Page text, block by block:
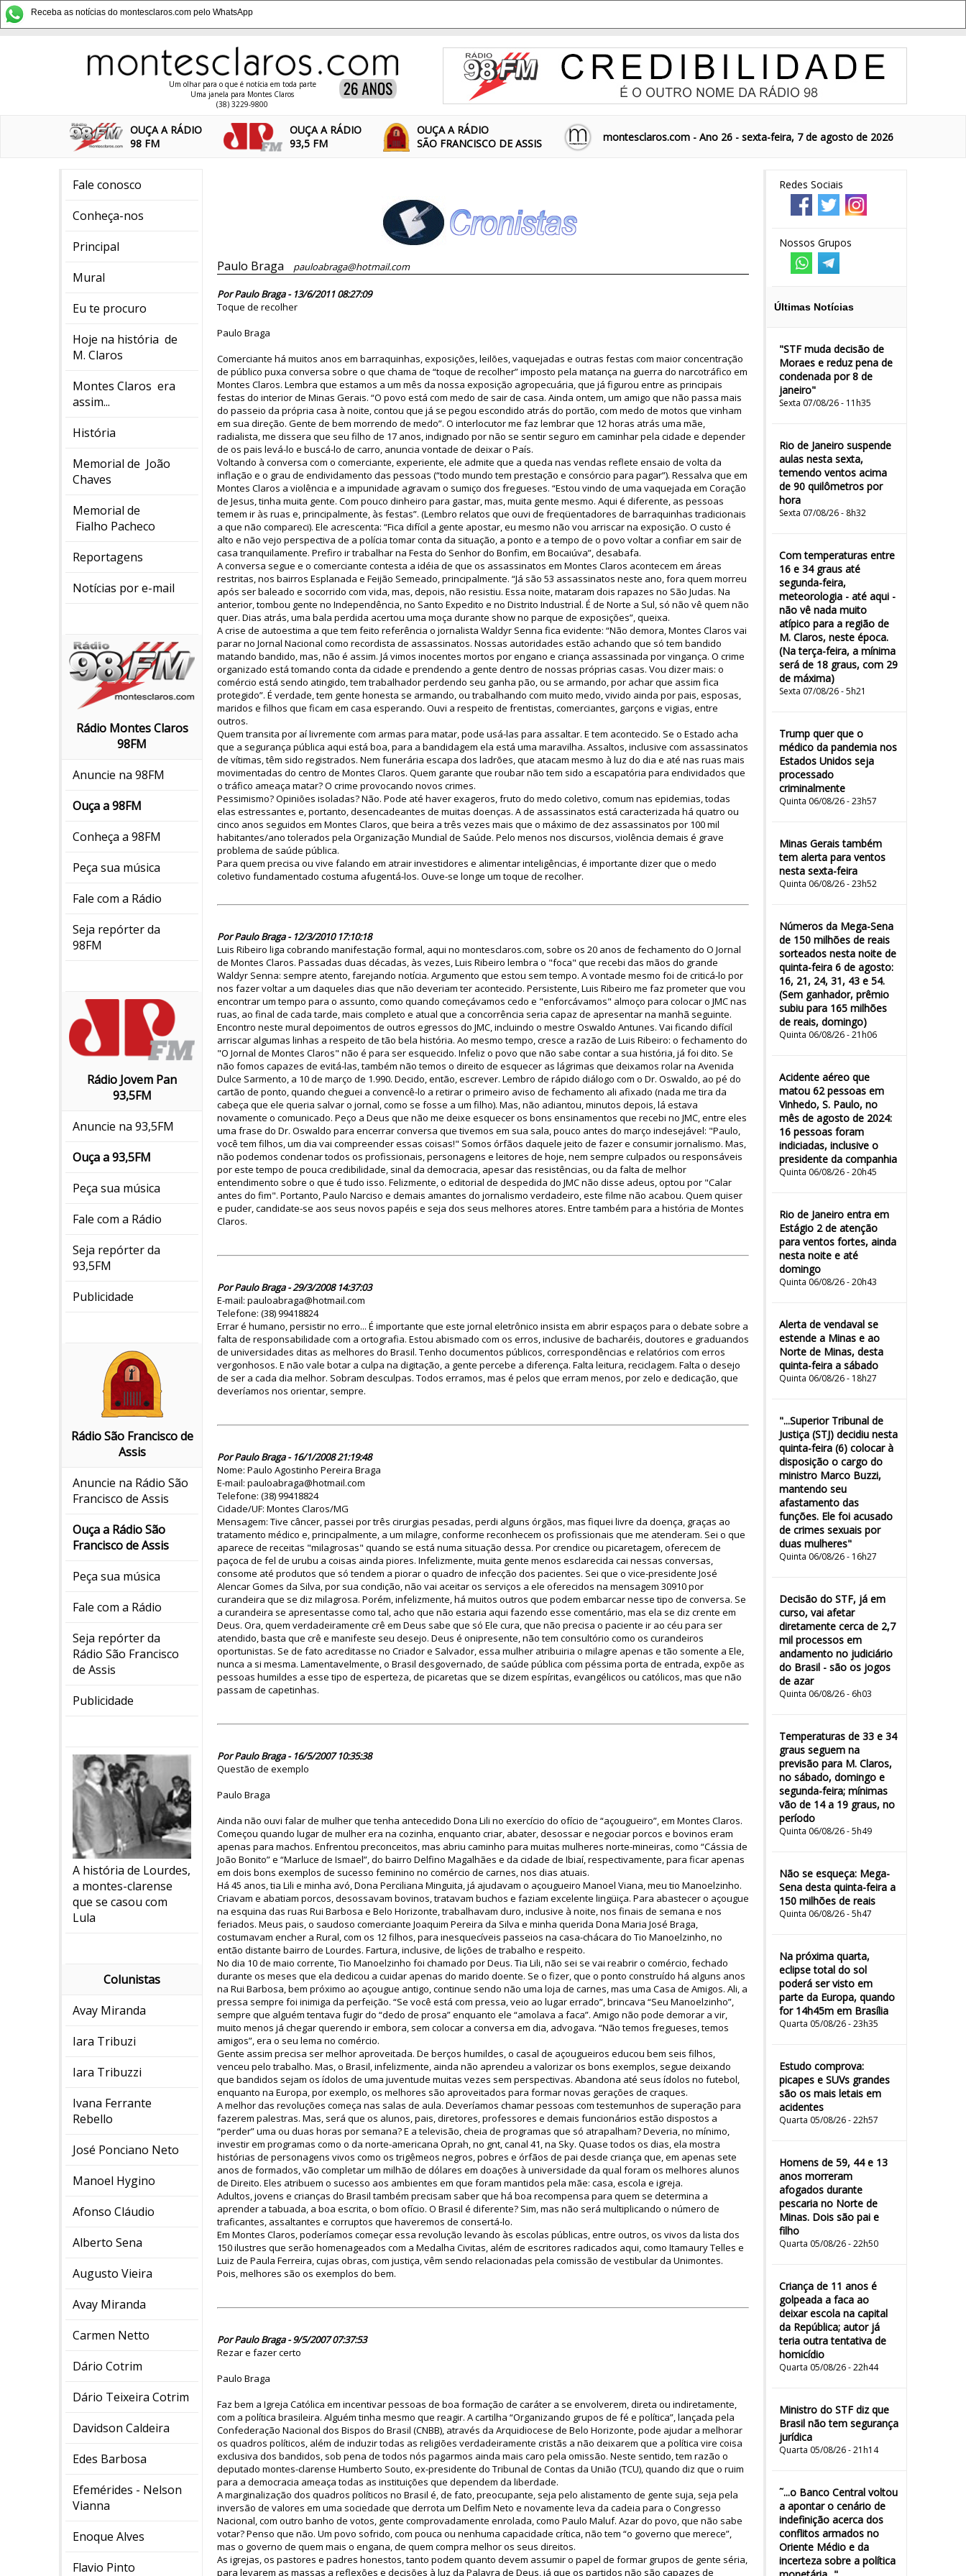
Receba as notícias do montesclaros.com pelo WhatsApp
Um olhar para o que é notícia em toda parte
Uma janela para Montes Claros
(38) 3229-9800
OUÇA A RÁDIO
98 FM
OUÇA A RÁDIO
93,5 FM
OUÇA A RÁDIO
SÃO FRANCISCO DE ASSIS
montesclaros.com - Ano 26 - sexta-feira, 7 de agosto de 2026
Fale conosco
Conheça-nos
Principal
Mural
Eu te procuro
Hoje na história de
M. Claros
Montes Claros era
assim...
História
Memorial de João
Chaves
Memorial de
Fialho Pacheco
Reportagens
Notícias por e-mail
Rádio Montes Claros
98FM
Anuncie na 98FM
Ouça a 98FM
Conheça a 98FM
Peça sua música
Fale com a Rádio
Seja repórter da
98FM
Rádio Jovem Pan
93,5FM
Anuncie na 93,5FM
Ouça a 93,5FM
Peça sua música
Fale com a Rádio
Seja repórter da
93,5FM
Publicidade
Rádio São Francisco de
Assis
Anuncie na Rádio São
Francisco de Assis
Ouça a Rádio São
Francisco de Assis
Peça sua música
Fale com a Rádio
Seja repórter da
Rádio São Francisco
de Assis
Publicidade
A história de Lourdes,
a montes-clarense
que se casou com
Lula
Colunistas
Avay Miranda
Iara Tribuzi
Iara Tribuzzi
Ivana Ferrante
Rebello
José Ponciano Neto
Manoel Hygino
Afonso Cláudio
Alberto Sena
Augusto Vieira
Avay Miranda
Carmen Netto
Dário Cotrim
Dário Teixeira Cotrim
Davidson Caldeira
Edes Barbosa
Efemérides - Nelson
Vianna
Enoque Alves
Flavio Pinto
Redes Sociais
Nossos Grupos
Últimas Notícias
"STF muda decisão de
Moraes e reduz pena de
condenada por 8 de
janeiro"
Sexta 07/08/26 - 11h35
Rio de Janeiro suspende
aulas nesta sexta,
temendo ventos acima
de 90 quilômetros por
hora
Sexta 07/08/26 - 8h32
Com temperaturas entre
16 e 34 graus até
segunda-feira,
meteorologia - até aqui -
não vê nada muito
atípico para a região de
M. Claros, neste época.
(Na terça-feira, a mínima
será de 18 graus, com 29
de máxima)
Sexta 07/08/26 - 5h21
Trump quer que o
médico da pandemia nos
Estados Unidos seja
processado
criminalmente
Quinta 06/08/26 - 23h57
Minas Gerais também
tem alerta para ventos
nesta sexta-feira
Quinta 06/08/26 - 23h52
Números da Mega-Sena
de 150 milhões de reais
sorteados nesta noite de
quinta-feira 6 de agosto:
16, 21, 24, 31, 43 e 54.
(Sem ganhador, prêmio
subiu para 165 milhões
de reais, domingo)
Quinta 06/08/26 - 21h06
Acidente aéreo que
matou 62 pessoas em
Vinhedo, S. Paulo, no
mês de agosto de 2024:
16 pessoas foram
indiciadas, inclusive o
presidente da companhia
Quinta 06/08/26 - 20h45
Rio de Janeiro entra em
Estágio 2 de atenção
para ventos fortes, ainda
nesta noite e até
domingo
Quinta 06/08/26 - 20h43
Alerta de vendaval se
estende a Minas e ao
Norte de Minas, desta
quinta-feira a sábado
Quinta 06/08/26 - 18h27
"...Superior Tribunal de
Justiça (STJ) decidiu nesta
quinta-feira (6) colocar à
disposição o cargo do
ministro Marco Buzzi,
mantendo seu
afastamento das
funções. Ele foi acusado
de crimes sexuais por
duas mulheres"
Quinta 06/08/26 - 16h27
Decisão do STF, já em
curso, vai afetar
diretamente cerca de 2,7
mil processos em
andamento no judiciário
do Brasil - são os jogos
de azar
Quinta 06/08/26 - 6h03
Temperaturas de 33 e 34
graus seguem na
previsão para M. Claros,
no sábado, domingo e
segunda-feira; mínimas
vão de 14 a 19 graus, no
período
Quinta 06/08/26 - 5h49
Não se esqueça: Mega-
Sena desta quinta-feira a
150 milhões de reais
Quinta 06/08/26 - 5h47
Na próxima quarta,
eclipse total do sol
poderá ser visto em
parte da Europa, quando
for 14h45m em Brasília
Quarta 05/08/26 - 23h35
Estudo comprova:
picapes e SUVs grandes
são os mais letais em
acidentes
Quarta 05/08/26 - 22h57
Homens de 59, 44 e 13
anos morreram
afogados durante
pescaria no Norte de
Minas. Dois são pai e
filho
Quarta 05/08/26 - 22h50
Criança de 11 anos é
golpeada a faca ao
deixar escola na capital
da República; autor já
teria outra tentativa de
homicídio
Quarta 05/08/26 - 22h44
Ministro do STF diz que
Brasil não tem segurança
jurídica
Quarta 05/08/26 - 21h14
˜...o Banco Central voltou
a apontar o cenário de
indefinição acerca dos
conflitos armados no
Oriente Médio e da
incerteza sobre a política
Paulo Braga
pauloabraga@hotmail.com
Por Paulo Braga - 13/6/2011 08:27:09
Toque de recolher
Paulo Braga
Comerciante há muitos anos em barraquinhas, exposições, leilões, vaquejadas e outras festas com maior concentração
de público puxa conversa sobre o que chama de “toque de recolher” imposto pela matança na guerra do narcotráfico em
Montes Claros. Lembra que estamos a um mês da nossa exposição agropecuária, que já figurou entre as principais
festas do interior de Minas Gerais. “O povo está com medo de sair de casa. Ainda ontem, um amigo que não passa mais
do passeio da própria casa à noite, contou que já se pegou escondido atrás do portão, com medo de motos que vinham
em sua direção. Gente de bem morrendo de medo”. O interlocutor me faz lembrar que 12 horas atrás uma mãe,
radialista, me dissera que seu filho de 17 anos, indignado por não se sentir seguro em caminhar pela cidade e depender
de os pais levá-lo e buscá-lo de carro, anuncia vontade de deixar o País.
Voltando à conversa com o comerciante, experiente, ele admite que a queda nas vendas reflete ensaio de volta da
inflação e o grau de endividamento das pessoas (“todo mundo tem prestação e consórcio para pagar”). Ressalva que em
Montes Claros a violência e a impunidade agravam o sumiço dos fregueses. “Estou vindo de uma vaquejada em Coração
de Jesus, tinha muita gente. Com pouco dinheiro para gastar, mas, muita gente mesmo. Aqui é diferente, as pessoas
temem ir às ruas e, principalmente, às festas”. (Lembro relatos que ouvi de freqüentadores de barraquinhas tradicionais
a que não compareci). Ele acrescenta: “Fica difícil a gente apostar, eu mesmo não vou arriscar na exposição. O custo é
alto e não vejo perspectiva de a polícia tomar conta da situação, a ponto e a tempo de o povo voltar a confiar em sair de
casa tranquilamente. Prefiro ir trabalhar na Festa do Senhor do Bonfim, em Bocaiúva”, desabafa.
A conversa segue e o comerciante contesta a idéia de que os assassinatos em Montes Claros acontecem em áreas
restritas, nos bairros Esplanada e Feijão Semeado, principalmente. “Já são 53 assassinatos neste ano, fora quem morreu
após ser baleado e socorrido com vida, mas, depois, não resistiu. Essa noite, mataram dois rapazes no São Judas. Na
anterior, tombou gente no Independência, no Santo Expedito e no Distrito Industrial. É de Norte a Sul, só não vê quem não
quer. Dias atrás, uma bala perdida acertou uma moça durante show no parque de exposições”, queixa.
A crise de autoestima a que tem feito referência o jornalista Waldyr Senna fica evidente: “Não demora, Montes Claros vai
parar no Jornal Nacional como recordista de assassinatos. Nossas autoridades estão achando que só tem bandido
matando bandido, mas, não é assim. Já vimos inocentes mortos por engano e criança assassinada por vingança. O crime
organizado está tomando conta da cidade e prendendo a gente dentro de nossas próprias casas. Vou dizer mais: o
comércio está sendo atingido, tem trabalhador perdendo seu ganha pão, ou se armando, por achar que assim fica
protegido”. É verdade, tem gente honesta se armando, ou trabalhando com muito medo, vivido ainda por pais, esposas,
maridos e filhos que ficam em casa esperando. Ouvi a respeito de frentistas, comerciantes, garçons e vigias, entre
outros.
Quem transita por aí livremente com armas para matar, pode usá-las para assaltar. E tem acontecido. Se o Estado acha
que a segurança pública aqui está boa, para a bandidagem ela está uma maravilha. Assaltos, inclusive com assassinatos
de vítimas, têm sido registrados. Nem funerária escapa dos ladrões, que atacam mesmo à luz do dia e até nas ruas mais
movimentadas do centro de Montes Claros. Quem garante que roubar não tem sido a escapatória para endividados que
o tráfico ameaça matar? O crime provocando novos crimes.
Pessimismo? Opiniões isoladas? Não. Pode até haver exageros, fruto do medo coletivo, comum nas epidemias, todas
elas estressantes e, portanto, desencadeantes de muitas doenças. A de assassinatos está caracterizada há quatro ou
cinco anos seguidos em Montes Claros, que beira a três vezes mais que o máximo de dez assassinatos por 100 mil
habitantes/ano tolerados pela Organização Mundial de Saúde. Pelo menos nos discursos, violência demais é grave
problema de saúde pública.
Para quem precisa ou vive falando em atrair investidores e alimentar inteligências, é importante dizer que o medo
coletivo fundamentado costuma afugentá-los. Ouve-se longe um toque de recolher.
Por Paulo Braga - 12/3/2010 17:10:18
Luis Ribeiro liga cobrando manifestação formal, aqui no montesclaros.com, sobre os 20 anos de fechamento do O Jornal
de Montes Claros. Passadas duas décadas, às vezes, Luis Ribeiro lembra o "foca" que recebi das mãos do grande
Waldyr Senna: sempre atento, farejando notícia. Argumento que estou sem tempo. A vontade mesmo foi de criticá-lo por
nos fazer voltar a um daqueles dias que não deveriam ter acontecido. Persistente, Luis Ribeiro me faz prometer que vou
encontrar um tempo para o assunto, como quando começávamos cedo e "enforcávamos" almoço para colocar o JMC nas
ruas, ao final de cada tarde, mais completo e atual que a concorrência seria capaz de apresentar na manhã seguinte.
Encontro neste mural depoimentos de outros egressos do JMC, incluindo o mestre Oswaldo Antunes. Vai ficando difícil
arriscar algumas linhas a respeito de tão bela história. Ao mesmo tempo, cresce a razão de Luis Ribeiro: o fechamento do
"O Jornal de Montes Claros" não é para ser esquecido. Infeliz o povo que não sabe contar a sua história, já foi dito. Se
não fomos capazes de evitá-las, também não temos o direito de esquecer as lágrimas que deixamos rolar na Avenida
Dulce Sarmento, a 10 de março de 1.990. Decido, então, escrever. Lembro de rápido diálogo com o Dr. Oswaldo, ao pé do
cartão de ponto, quando cheguei a convencê-lo a retirar o primeiro aviso de fechamento ali afixado (nada me tira da
cabeça que ele queria salvar o jornal, como se fosse a um filho). Mas, não adiantou, minutos depois, lá estava
novamente o comunicado. Peço a Deus que não me deixe esquecer os bons ensinamentos que recebi no JMC, entre eles
uma frase do Dr. Oswaldo para encerrar conversa que tivemos em sua sala, pouco antes do março indesejável: "Paulo,
você tem filhos, um dia vai compreender essas coisas!" Somos órfãos daquele jeito de fazer e consumir jornalismo. Mas,
não podemos condenar todos os profissionais, personagens e leitores de hoje, nem sempre culpados ou responsáveis
por este tempo de pouca credibilidade, sinal da democracia, apesar das resistências, ou da falta de melhor
entendimento sobre o que é tudo isso. Felizmente, o editorial de despedida do JMC não disse adeus, optou por "Calar
antes do fim". Portanto, Paulo Narciso e demais amantes do jornalismo verdadeiro, este filme não acabou. Quem quiser
e puder, candidate-se aos seus novos papéis e seja dos seus melhores atores. Entre também para a história de Montes
Claros.
Por Paulo Braga - 29/3/2008 14:37:03
E-mail: pauloabraga@hotmail.com
Telefone: (38) 99418824
Errar é humano, persistir no erro... É importante que este jornal eletrônico insista em abrir espaços para o debate sobre a
falta de responsabilidade com a ortografia. Estou abismado com os erros, inclusive de bacharéis, doutores e graduandos
de universidades ditas as melhores do Brasil. Tenho documentos públicos, correspondências e relatórios com erros
vergonhosos. E não vale botar a culpa na digitação, a gente percebe a diferença. Falta leitura, reciclagem. Falta o desejo
de ser a cada dia melhor. Sobram desculpas. Todos erramos, mas é pelos que erram menos, por zelo e dedicação, que
deveríamos nos orientar, sempre.
Por Paulo Braga - 16/1/2008 21:19:48
Nome: Paulo Agostinho Pereira Braga
E-mail: pauloabraga@hotmail.com
Telefone: (38) 99418824
Cidade/UF: Montes Claros/MG
Mensagem: Tive câncer, passei por três cirurgias pesadas, perdi alguns órgãos, mas fiquei livre da doença, graças ao
tratamento médico e, principalmente, a um milagre, conforme reconhecem os profissionais que me atenderam. Sei o que
aparece de receitas "milagrosas" quando se está numa situação dessa. Por crendice ou picaretagem, oferecem de
paçoca de fel de urubu a coisas ainda piores. Infelizmente, muita gente menos esclarecida cai nessas conversas,
consome até produtos que só tendem a piorar o quadro de infecção dos pacientes. Sei que o vice-presidente José
Alencar Gomes da Silva, por sua condição, não vai aceitar os serviços a ele oferecidos na mensagem 30910 por
curandeira que se diz milagrosa. Porém, infelizmente, há muitos outros que podem embarcar nesse tipo de conversa. Se
a curandeira se apresentasse como tal, acho que não estaria aqui fazendo esse comentário, mas ela se diz crente em
Deus. Ora, quem verdadeiramente crê em Deus sabe que só Ele cura, que não precisa o paciente ir ao céu para ser
atendido, basta que crê e manifeste seu desejo. Deus é onipresente, não tem consultório como os curandeiros
oportunistas. Se de fato acreditasse no Criador e Salvador, essa mulher atribuiria o milagre apenas e tão somente a Ele,
nunca a si mesma. Lamentavelmente, o Brasil desgovernado, de saúde pública com péssima porta de entrada, expõe as
pessoas humildes a esse tipo de esperteza, de picaretas que se dizem espíritas, evangélicos ou católicos, mas que não
passam de capetinhas.
Por Paulo Braga - 16/5/2007 10:35:38
Questão de exemplo
Paulo Braga
Ainda não ouvi falar de mulher que tenha antecedido Dona Lili no exercício do ofício de “açougueiro”, em Montes Claros.
Começou quando lugar de mulher era na cozinha, enquanto criar, abater, desossar e negociar porcos e bovinos eram
apenas para machos. Enfrentou preconceitos, mas abriu caminho para muitas mulheres norte-mineiras, como “Cássia de
João Bonito” e “Marluce de Ismael”, do bairro Delfino Magalhães e da cidade de Ibiaí, respectivamente, para ficar apenas
em dois bons exemplos de sucesso feminino no comércio de carnes, nos dias atuais.
Há 45 anos, tia Lili e minha avó, Dona Perciliana Minguita, já ajudavam o açougueiro Manoel Viana, meu tio Manoelzinho.
Criavam e abatiam porcos, desossavam bovinos, tratavam buchos e faziam excelente lingüiça. Para abastecer o açougue
na esquina das ruas Rui Barbosa e Belo Horizonte, trabalhavam duro, inclusive à noite, nos finais de semana e nos
feriados. Meus pais, o saudoso comerciante Joaquim Pereira da Silva e minha querida Dona Maria José Braga,
costumavam encher a Rural, com os 12 filhos, para inesquecíveis passeios na casa-chácara do Tio Manoelzinho, no
então distante bairro de Lourdes. Fartura, inclusive, de lições de trabalho e respeito.
No dia 10 de maio corrente, Tio Manoelzinho foi chamado por Deus. Tia Lili, não sei se vai reabrir o comércio, fechado
durante os meses que ela dedicou a cuidar apenas do marido doente. Se o fizer, que o ponto construído há alguns anos
na Rui Barbosa, bem próximo ao açougue antigo, continue sendo não uma loja de carnes, mas uma Casa de Amigos. Ali, a
pressa sempre foi inimiga da perfeição. “Se você está com pressa, veio ao lugar errado”, brincava “Seu Manoelzinho”,
sempre que alguém tentava fugir do “dedo de prosa” enquanto ele “amolava a faca”. Amigo não pode demorar a vir,
muito menos já chegar querendo ir embora, sem colocar a conversa em dia, advogava. “Não temos fregueses, temos
amigos”, era o seu lema no comércio.
Gente assim precisa ser melhor aproveitada. De berços humildes, o casal de açougueiros educou bem seis filhos,
venceu pelo trabalho. Mas, o Brasil, infelizmente, ainda não aprendeu a valorizar os bons exemplos, segue deixando
que bandidos sejam os ídolos de uma juventude muitas vezes sem perspectivas. Abandona até seus ídolos no futebol,
enquanto na Europa, por exemplo, os melhores são aproveitados para formar novas gerações de craques.
A melhor das revoluções começa nas salas de aula. Deveríamos chamar pessoas com testemunhos de superação para
fazerem palestras. Mas, será que os alunos, pais, diretores, professores e demais funcionários estão dispostos a
“perder” uma ou duas horas por semana? E a televisão, cheia de programas que só atrapalham? Deveria, no mínimo,
investir em programas como o da norte-americana Oprah, no gnt, canal 41, na Sky. Quase todos os dias, ela mostra
histórias de personagens vivos como os trigêmeos negros, pobres e órfãos de pai desde criança que, em apenas sete
anos de formados, vão completar um milhão de dólares em doações à universidade da qual foram os melhores alunos
de Direito. Eles atribuem o sucesso aos ambientes em que foram mantidos pela mãe: casa, escola e igreja.
Adultos, jovens e crianças do Brasil também precisam saber que há boa recompensa para quem se determina a
aprender a tabuada, a boa escrita, o bom ofício. O Brasil é diferente? Sim, mas não será multiplicando o número de
traficantes, assaltantes e corruptos que haveremos de consertá-lo.
Em Montes Claros, poderíamos começar essa revolução levando às escolas públicas, entre outros, os vivos da lista dos
150 ilustres que serão homenageados com a Medalha Civitas, além de escritores radicados aqui, como Itamaury Telles e
Luiz de Paula Ferreira, cujas obras, com justiça, vêm sendo relacionadas pela comissão de vestibular da Unimontes.
Pois, melhores são os exemplos do bem.
Por Paulo Braga - 9/5/2007 07:37:53
Rezar e fazer certo
Paulo Braga
Faz bem a Igreja Católica em incentivar pessoas de boa formação de caráter a se envolverem, direta ou indiretamente,
com a política brasileira. Alguém tinha mesmo que reagir. A cartilha “Organizando grupos de fé e política”, lançada pela
Confederação Nacional dos Bispos do Brasil (CNBB), através da Arquidiocese de Belo Horizonte, pode ajudar a melhorar
os quadros políticos, além de induzir todas as religiões verdadeiramente cristãs a não deixarem que a política vire coisa
exclusiva dos bandidos, sob pena de todos nós pagarmos ainda mais caro pela omissão. Neste sentido, tem razão o
deputado montes-clarense Humberto Souto, ex-presidente do Tribunal de Contas da União (TCU), quando diz que o ruim
para a democracia ameaça todas as instituições que dependem da liberdade.
A marginalização dos quadros políticos no Brasil é, de fato, preocupante, seja pelo alistamento de gente suja, seja pela
inversão de valores em uma sociedade que derrota um Delfim Neto e novamente leva da cadeia para o Congresso
Nacional, com outro banho de votos, gente comprovadamente enrolada, como Paulo Maluf. Azar do povo, que não sabe
votar? Penso que não. Um povo sofrido, com pouca ou nenhuma capacidade crítica, não tem “o governo que merece”,
mas o governo de quem mais o engana, de quem compra melhor os seus direitos.
As igrejas, os pastores e padres honestos, tanto podem quanto devem assumir o papel de formar grupos de gente séria,
para levarem as massas a reflexões e decisões à luz da Palavra de Deus, já que os partidos não são capazes de